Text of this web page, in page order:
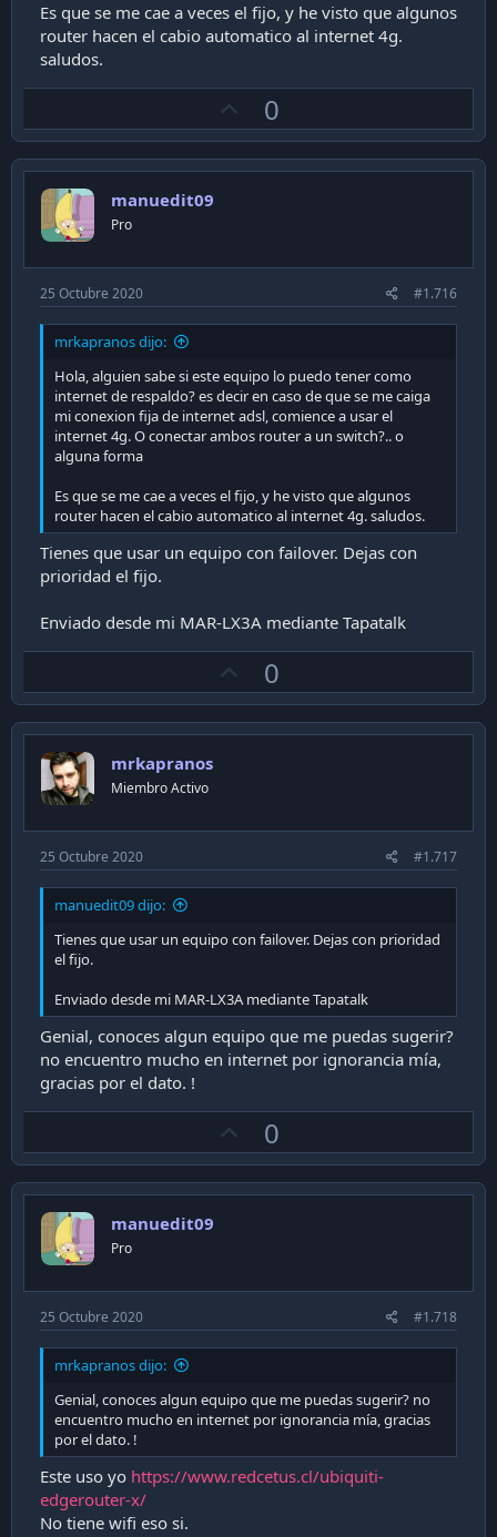
Es que se me cae a veces el fijo, y he visto que algunos
router hacen el cabio automatico al internet 4g.
saludos.
p
v
0
manuedit09
Pro
25 Octubre 2020 #1.716
mrkapranos dijo:
Hola, alguien sabe si este equipo lo puedo tener como
internet de respaldo? es decir en caso de que se me caiga
mi conexion fija de internet adsl, comience a usar el
internet 4g. O conectar ambos router a un switch?.. o
alguna forma
Es que se me cae a veces el fijo, y he visto que algunos
router hacen el cabio automatico al internet 4g. saludos.
Tienes que usar un equipo con failover. Dejas con
prioridad el fijo.
Enviado desde mi MAR-LX3A mediante Tapatalk
p
v
0
mrkapranos
Miembro Activo
25 Octubre 2020 #1.717
manuedit09 dijo:
Tienes que usar un equipo con failover. Dejas con prioridad
el fijo.
Enviado desde mi MAR-LX3A mediante Tapatalk
Genial, conoces algun equipo que me puedas sugerir?
no encuentro mucho en internet por ignorancia mía,
gracias por el dato. !
p
v
0
manuedit09
Pro
25 Octubre 2020 #1.718
mrkapranos dijo:
Genial, conoces algun equipo que me puedas sugerir? no
encuentro mucho en internet por ignorancia mía, gracias
por el dato. !
Este uso yo https://www.redcetus.cl/ubiquiti-
edgerouter-x/
No tiene wifi eso si.